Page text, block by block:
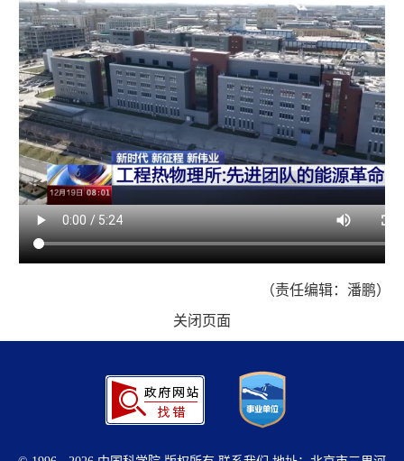
（责任编辑：潘鹏）
关闭页面